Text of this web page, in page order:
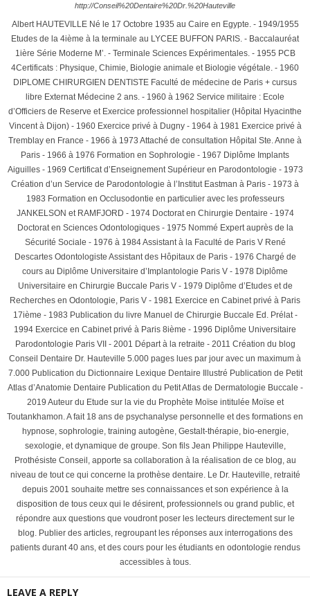
http://Conseil%20Dentaire%20Dr.%20Hauteville
Albert HAUTEVILLE Né le 17 Octobre 1935 au Caire en Egypte. - 1949/1955
Etudes de la 4ième à la terminale au LYCEE BUFFON PARIS. - Baccalauréat
1ière Série Moderne M’. - Terminale Sciences Expérimentales. - 1955 PCB
4Certificats : Physique, Chimie, Biologie animale et Biologie végétale. - 1960
DIPLOME CHIRURGIEN DENTISTE Faculté de médecine de Paris + cursus
libre Externat Médecine 2 ans. - 1960 à 1962 Service militaire : Ecole
d’Officiers de Reserve et Exercice professionnel hospitalier (Hôpital Hyacinthe
Vincent à Dijon) - 1960 Exercice privé à Dugny - 1964 à 1981 Exercice privé à
Tremblay en France - 1966 à 1973 Attaché de consultation Hôpital Ste. Anne à
Paris - 1966 à 1976 Formation en Sophrologie - 1967 Diplôme Implants
Aiguilles - 1969 Certificat d’Enseignement Supérieur en Parodontologie - 1973
Création d’un Service de Parodontologie à l’Institut Eastman à Paris - 1973 à
1983 Formation en Occlusodontie en particulier avec les professeurs
JANKELSON et RAMFJORD - 1974 Doctorat en Chirurgie Dentaire - 1974
Doctorat en Sciences Odontologiques - 1975 Nommé Expert auprès de la
Sécurité Sociale - 1976 à 1984 Assistant à la Faculté de Paris V René
Descartes Odontologiste Assistant des Hôpitaux de Paris - 1976 Chargé de
cours au Diplôme Universitaire d’Implantologie Paris V - 1978 Diplôme
Universitaire en Chirurgie Buccale Paris V - 1979 Diplôme d’Etudes et de
Recherches en Odontologie, Paris V - 1981 Exercice en Cabinet privé à Paris
17ième - 1983 Publication du livre Manuel de Chirurgie Buccale Ed. Prélat -
1994 Exercice en Cabinet privé à Paris 8ième - 1996 Diplôme Universitaire
Parodontologie Paris VII - 2001 Départ à la retraite - 2011 Création du blog
Conseil Dentaire Dr. Hauteville 5.000 pages lues par jour avec un maximum à
7.000 Publication du Dictionnaire Lexique Dentaire Illustré Publication de Petit
Atlas d’Anatomie Dentaire Publication du Petit Atlas de Dermatologie Buccale -
2019 Auteur du Etude sur la vie du Prophète Moïse intitulée Moïse et
Toutankhamon. A fait 18 ans de psychanalyse personnelle et des formations en
hypnose, sophrologie, training autogène, Gestalt-thérapie, bio-energie,
sexologie, et dynamique de groupe. Son fils Jean Philippe Hauteville,
Prothésiste Conseil, apporte sa collaboration à la réalisation de ce blog, au
niveau de tout ce qui concerne la prothèse dentaire. Le Dr. Hauteville, retraité
depuis 2001 souhaite mettre ses connaissances et son expérience à la
disposition de tous ceux qui le désirent, professionnels ou grand public, et
répondre aux questions que voudront poser les lecteurs directement sur le
blog. Publier des articles, regroupant les réponses aux interrogations des
patients durant 40 ans, et des cours pour les étudiants en odontologie rendus
accessibles à tous.
LEAVE A REPLY